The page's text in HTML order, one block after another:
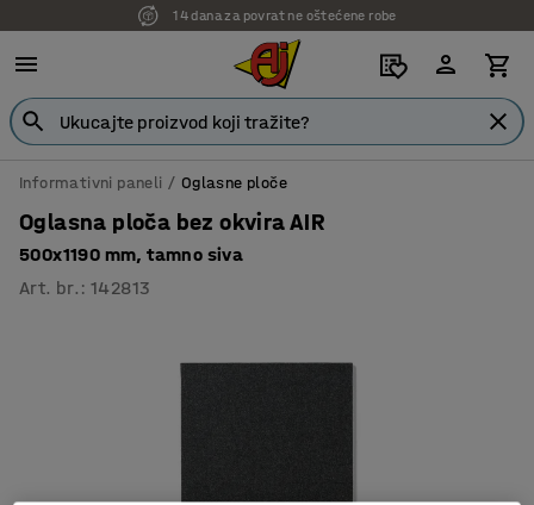
14 dana za povrat ne oštećene robe
Informativni paneli Oglasne ploče
Oglasna ploča bez okvira AIR
500x1190 mm, tamno siva
Art. br. :142813